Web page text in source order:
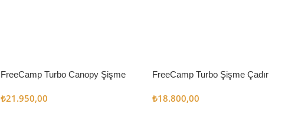
FreeCamp Turbo Canopy Şişme
₺21.950,00
FreeCamp Turbo Şişme Çadır
₺18.800,00